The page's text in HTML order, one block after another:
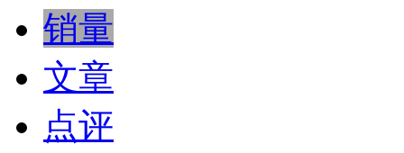
销量
文章
点评